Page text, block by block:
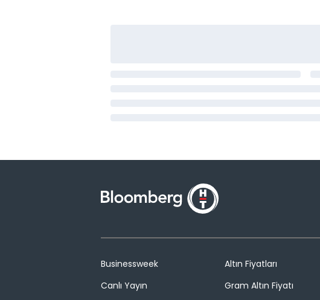
Businessweek
Canlı Yayın
Altın Fiyatları
Gram Altın Fiyatı